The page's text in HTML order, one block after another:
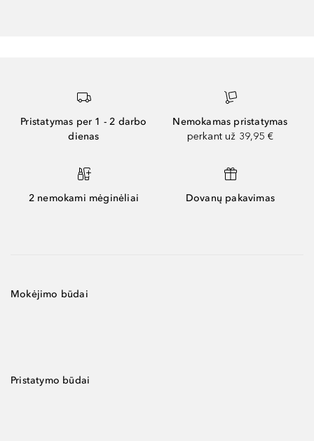
Pristatymas per 1 - 2 darbo
dienas
Nemokamas pristatymas
perkant už 39,95 €
2 nemokami mėginėliai Dovanų pakavimas
Mokėjimo būdai
Pristatymo būdai